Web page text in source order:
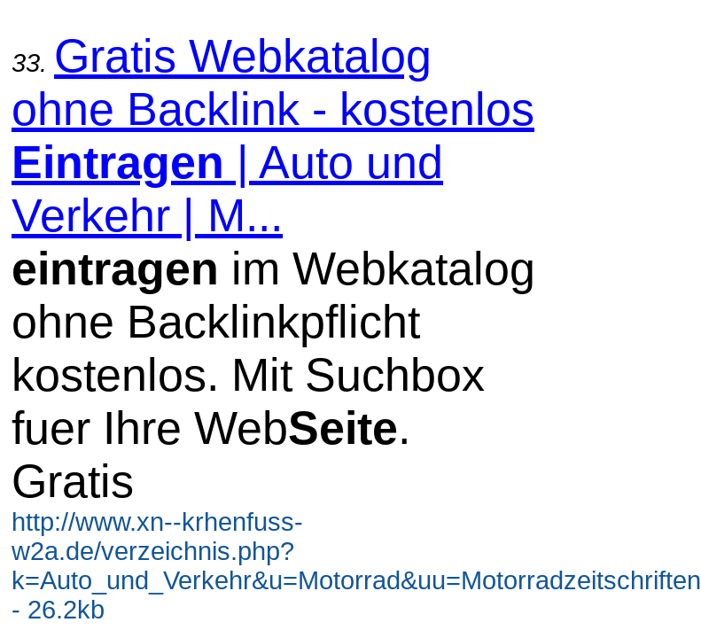
33. Gratis Webkatalog
ohne Backlink - kostenlos
Eintragen | Auto und
Verkehr | M...
eintragen im Webkatalog
ohne Backlinkpflicht
kostenlos. Mit Suchbox
fuer Ihre WebSeite.
Gratis
http://www.xn--krhenfuss-
w2a.de/verzeichnis.php?
k=Auto_und_Verkehr&u=Motorrad&uu=Motorradzeitschriften
- 26.2kb